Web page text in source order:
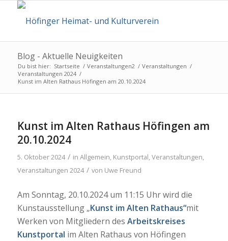
Blog - Aktuelle Neuigkeiten
Du bist hier: Startseite / Veranstaltungen2 / Veranstaltungen /
Veranstaltungen 2024 /
Kunst im Alten Rathaus Höfingen am 20.10.2024
Kunst im Alten Rathaus Höfingen am
20.10.2024
5. Oktober 2024 / in Allgemein, Kunstportal,Veranstaltungen,
Veranstaltungen 2024 / von Uwe Freund
Am Sonntag, 20.10.2024 um 11:15 Uhr wird die
Kunstausstellung „Kunst im Alten Rathaus“mit
Werken von Mitgliedern des Arbeitskreises
Kunstportal im Alten Rathaus von Höfingen